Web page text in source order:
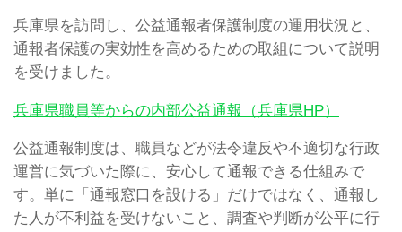
兵庫県を訪問し、公益通報者保護制度の運用状況と、
通報者保護の実効性を高めるための取組について説明
を受けました。
兵庫県職員等からの内部公益通報（兵庫県HP）
公益通報制度は、職員などが法令違反や不適切な行政
運営に気づいた際に、安心して通報できる仕組みで
す。単に「通報窓口を設ける」だけではなく、通報し
た人が不利益を受けないこと、調査や判断が公平に行